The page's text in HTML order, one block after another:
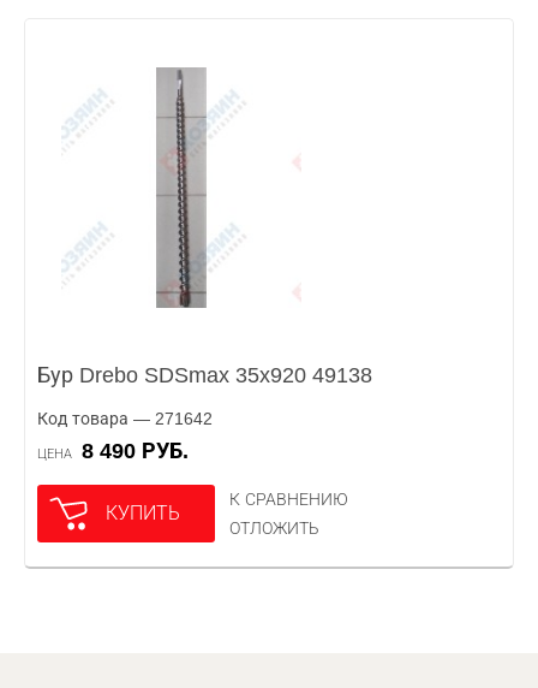
Бур Drebo SDSmax 35x920 49138
Код товара — 271642
ЦЕНА 8 490 РУБ.
КУПИТЬ
К СРАВНЕНИЮ
ОТЛОЖИТЬ